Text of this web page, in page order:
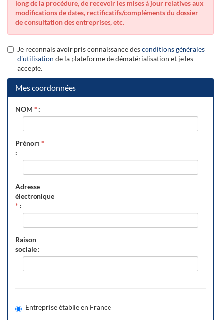
long de la procédure, de recevoir les mises à jour relatives aux
modifications de dates, rectificatifs/compléments du dossier
de consultation des entreprises, etc.
Je reconnais avoir pris connaissance desconditions générales
d'utilisation de la plateforme de dématérialisation et je les
accepte.
Mes coordonnées
NOM * :
Prénom *
:
Adresse
électronique
* :
Raison
sociale :
Entreprise établie en France